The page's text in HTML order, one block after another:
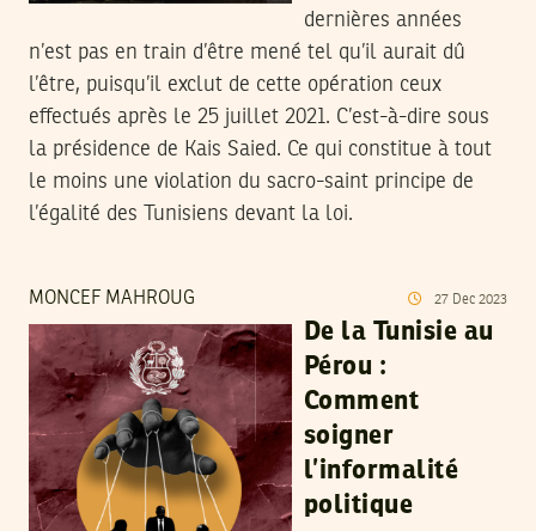
dernières années
n’est pas en train d’être mené tel qu’il aurait dû
l’être, puisqu’il exclut de cette opération ceux
effectués après le 25 juillet 2021. C’est-à-dire sous
la présidence de Kais Saied. Ce qui constitue à tout
le moins une violation du sacro-saint principe de
l’égalité des Tunisiens devant la loi.
MONCEF MAHROUG 27 Dec 2023
De la Tunisie au
Pérou :
Comment
soigner
l’informalité
politique